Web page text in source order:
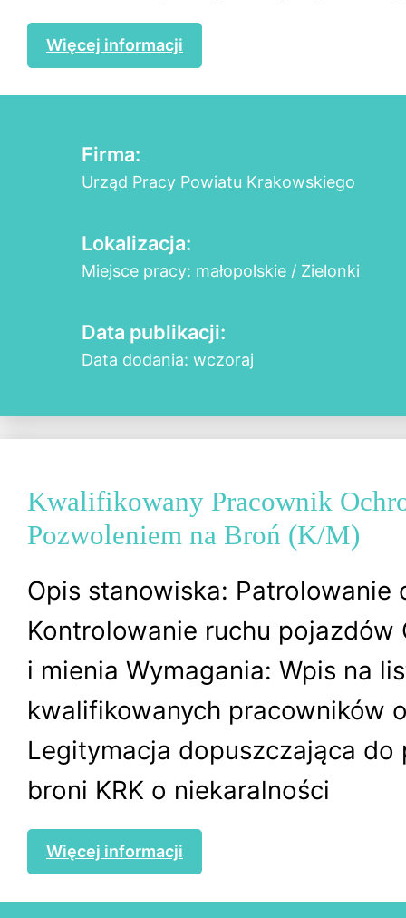
Więcej informacji
Firma:
Urząd Pracy Powiatu Krakowskiego
Lokalizacja:
Miejsce pracy: małopolskie / Zielonki
Data publikacji:
Data dodania: wczoraj
Kwalifikowany Pracownik
Pozwoleniem na Broń (K/M)
Opis stanowiska: Patrolowanie
Kontrolowanie ruchu pojazdów
i mienia Wymagania: Wpis na
kwalifikowanych pracowników
Legitymacja dopuszczająca do
broni KRK o niekaralności
Więcej informacji